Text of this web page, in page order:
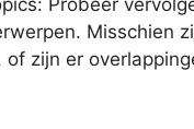
Probeer
Misschien
zijn er